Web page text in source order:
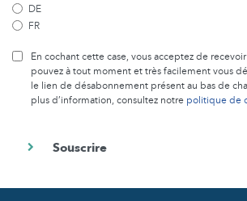
DE
FR
En cochant cette case, vous acceptez de
pouvez à tout moment et très facilement vous
le lien de désabonnement présent au bas de
plus d’information, consultez notre politique de